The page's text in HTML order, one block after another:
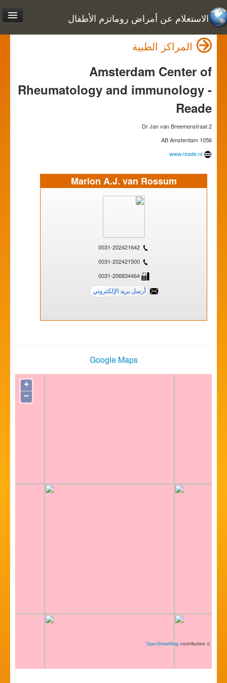
الاستعلام عن أمراض روماتزم الأطفال
المراكز الطبية
Amsterdam Center of
Rheumatology and immunology -
Reade
Dr Jan van Breemenstraat 2
1056 AB Amsterdam
www.reade.nl
Marion A.J. van Rossum
0031-202421642
0031-202421500
0031-206834464
Google Maps
+
−
©
OpenStreetMap contributors